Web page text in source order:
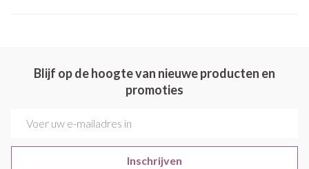
Blijf op de hoogte van nieuwe producten en
promoties
Inschrijven